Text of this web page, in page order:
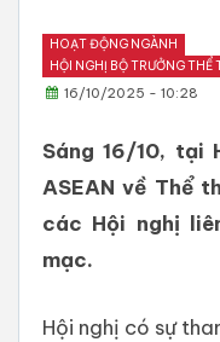
HOẠT ĐỘNG NGÀNH
HỘI NGHỊ BỘ TRƯỞNG THỂ
16/10/2025 - 10:28
Sáng 16/10, tại
ASEAN về Thể
các Hội nghị
mạc.
Hội nghị có sự